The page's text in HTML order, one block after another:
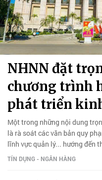
NHNN đặt
chương trình
phát triển
Một trong những nội dung
là rà soát các văn bản quy
lĩnh vực quản lý... hướng đến
TÍN DỤNG - NGÂN HÀNG